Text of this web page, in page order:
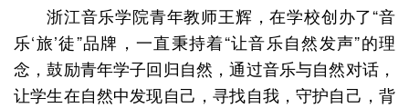
浙江音乐学院青年教师王辉，在学校创办了“音
乐‘旅’徒”品牌，一直秉持着“让音乐自然发声”的理
念，鼓励青年学子回归自然，通过音乐与自然对话，
让学生在自然中发现自己，寻找自我，守护自己，背